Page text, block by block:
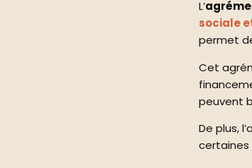
L’
sociale
permet
Cet
peuvent
De plus,
certaines